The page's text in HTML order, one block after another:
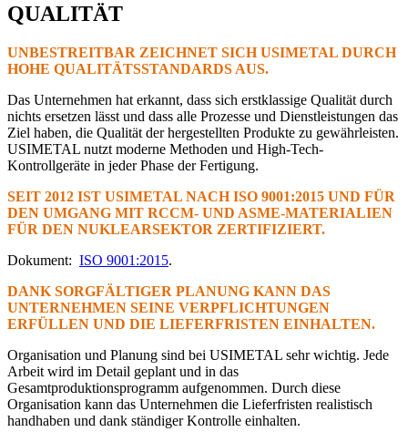
​QUALITÄT
UNBESTREITBAR ZEICHNET SICH USIMETAL DURCH
HOHE QUALITÄTSSTANDARDS AUS.
Das Unternehmen hat erkannt, dass sich erstklassige Qualität durch
nichts ersetzen lässt und dass alle Prozesse und Dienstleistungen das
Ziel haben, die Qualität der hergestellten Produkte zu gewährleisten.
USIMETAL nutzt moderne Methoden und High-Tech-
Kontrollgeräte in jeder Phase der Fertigung.
SEIT 2012 IST USIMETAL NACH ISO 9001:2015 UND FÜR
DEN UMGANG MIT RCCM- UND ASME-MATERIALIEN
FÜR DEN NUKLEARSEKTOR ZERTIFIZIERT.
Dokument: ISO 9001:2015.
DANK SORGFÄLTIGER PLANUNG KANN DAS
UNTERNEHMEN SEINE VERPFLICHTUNGEN
ERFÜLLEN UND DIE LIEFERFRISTEN EINHALTEN.
Organisation und Planung sind bei USIMETAL sehr wichtig. Jede
Arbeit wird im Detail geplant und in das
Gesamtproduktionsprogramm aufgenommen. Durch diese
Organisation kann das Unternehmen die Lieferfristen realistisch
handhaben und dank ständiger Kontrolle einhalten.